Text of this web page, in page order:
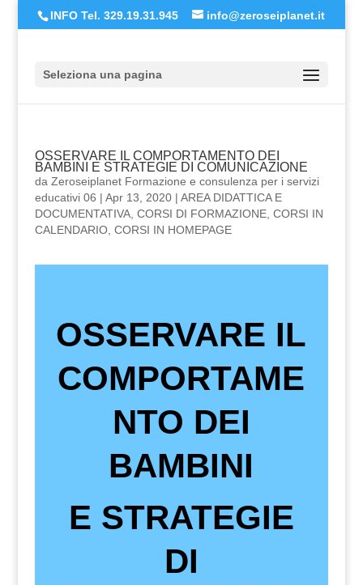
INFO Tel. 329.19.31.945 info@zeroseiplanet.it
Seleziona una pagina
OSSERVARE IL COMPORTAMENTO DEI
BAMBINI E STRATEGIE DI COMUNICAZIONE
da Zeroseiplanet Formazione e consulenza per i servizi
educativi 06 | Apr 13, 2020| AREA DIDATTICA E
DOCUMENTATIVA, CORSI DI FORMAZIONE, CORSI IN
CALENDARIO, CORSI IN HOMEPAGE
OSSERVARE IL
COMPORTAME
NTO DEI
BAMBINI
E STRATEGIE
DI